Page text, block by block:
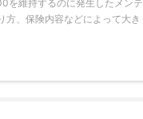
を維持するのに発生したメン
方、保険内容などによって大